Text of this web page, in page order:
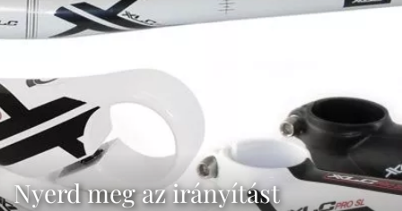
Nyerd meg az irányítást